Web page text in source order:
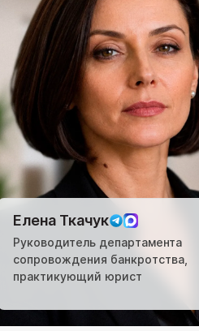
Елена Ткачук
Руководитель департамента
сопровождения банкротства,
практикующий юрист